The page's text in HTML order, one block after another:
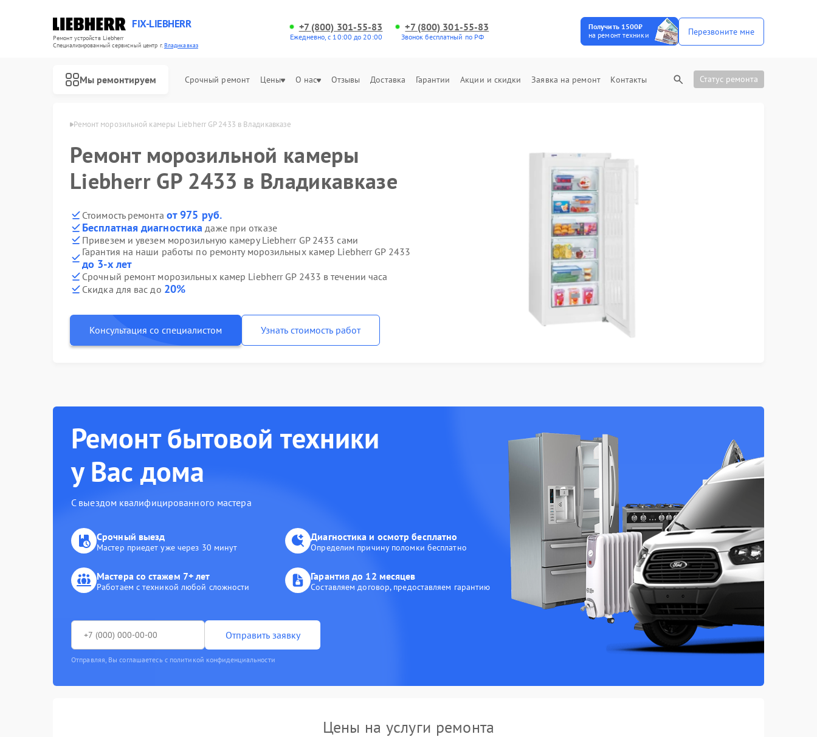
FIX-LIEBHERR
Ремонт устройств Liebherr
Специализированный cервисный центр г.Владикавказ
+7 (800) 301-55-83
Ежедневно, с 10:00 до 20:00
+7 (800) 301-55-83
Звонок бесплатный по РФ
Получить 1500₽
на ремонт техники
Перезвоните мне
Мы ремонтируем Срочный ремонт Цены О нас Отзывы Доставка Гарантии Акции и скидки Заявка на ремонт Контакты Статус ремонта
Ремонт морозильной камеры Liebherr GP 2433 в Владикавказе
Ремонт морозильной камеры
Liebherr GP 2433 в Владикавказе
Стоимость ремонта от 975 руб.
Бесплатная диагностика даже при отказе
Привезем и увезем морозильную камеру Liebherr GP 2433 сами
Гарантия на наши работы по ремонту морозильных камер Liebherr GP 2433
до 3-х лет
Срочный ремонт морозильных камер Liebherr GP 2433 в течении часа
Скидка для вас до 20%
Консультация со специалистом Узнать стоимость работ
Ремонт бытовой техники
у Вас дома
С выездом квалифицированного мастера
Срочный выезд
Мастер приедет уже через 30 минут
Диагностика и осмотр бесплатно
Определим причину поломки бесплатно
Мастера со стажем 7+ лет
Работаем с техникой любой сложности
Гарантия до 12 месяцев
Составляем договор, предоставляем гарантию
Отправить заявку
Отправляя, Вы соглашаетесь с политикой конфиденциальности
Цены на услуги ремонта